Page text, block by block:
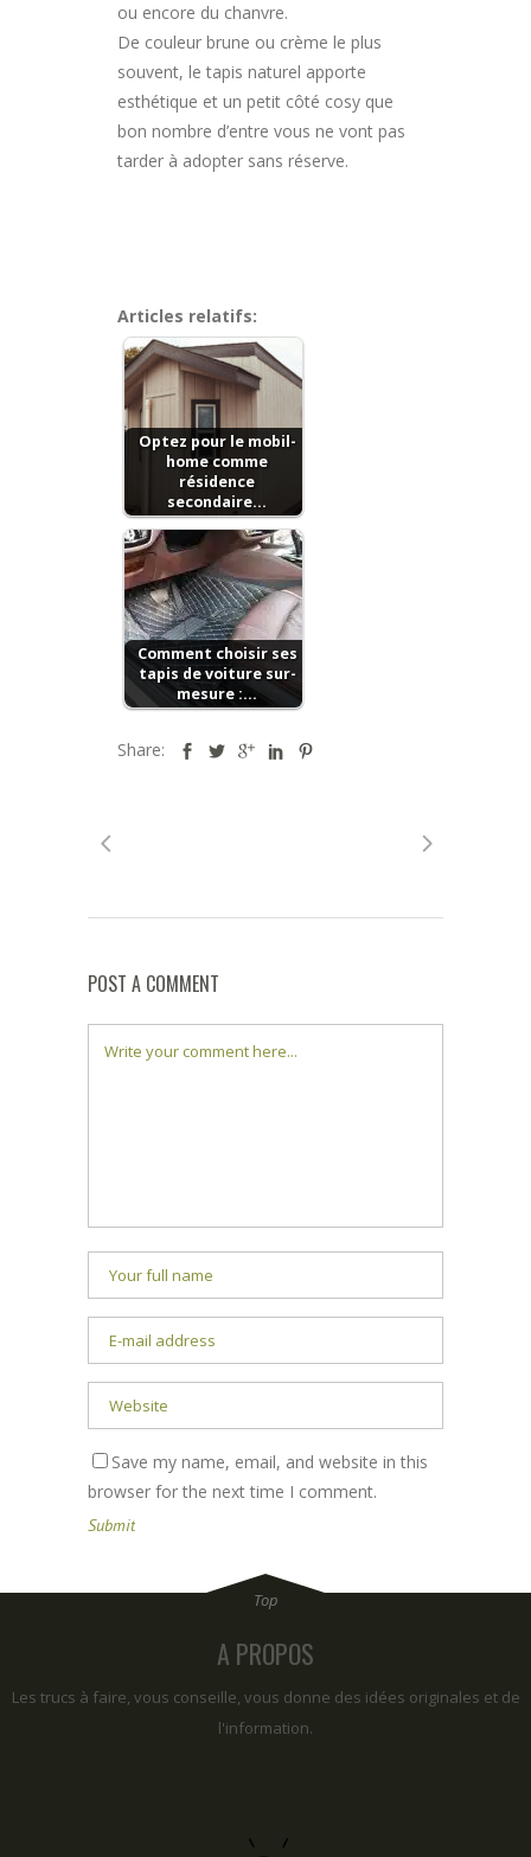
ou encore du chanvre.
De couleur brune ou crème le plus
souvent, le tapis naturel apporte
esthétique et un petit côté cosy que
bon nombre d’entre vous ne vont pas
tarder à adopter sans réserve.
Articles relatifs:
Optez pour le mobil-
home comme
résidence
secondaire…
Comment choisir ses
tapis de voiture sur-
mesure :…
Share:
POST A COMMENT
Save my name, email, and website in this
browser for the next time I comment.
A PROPOS
Les trucs à faire, vous conseille, vous donne des idées originales et de
l'information.